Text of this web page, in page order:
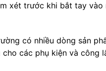
xét trước khi bắt tay vào
có nhiều dòng sản
các phụ kiện và công